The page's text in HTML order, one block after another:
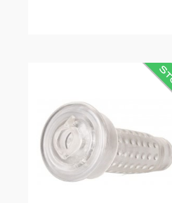
crește stimularea cu rezonanțe
intense. Compatibil cu pompe
standard, 10 feluri de vibrație
pentru variație și 3 trepte de
viteză pentru control precis.
Poate fi folosit în pompă sau
independent pentru sesiuni solo